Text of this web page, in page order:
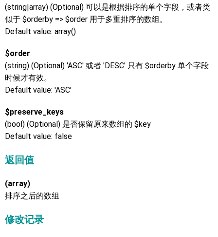
(string|array) (Optional) 可以是根据排序的单个字段，或者类
似于 $orderby => $order 用于多重排序的数组。
Default value: array()
$order
(string) (Optional) 'ASC' 或者 'DESC' 只有 $orderby 单个字段
时候才有效。
Default value: 'ASC'
$preserve_keys
(bool) (Optional) 是否保留原来数组的 $key
Default value: false
返回值
(array)
排序之后的数组
修改记录